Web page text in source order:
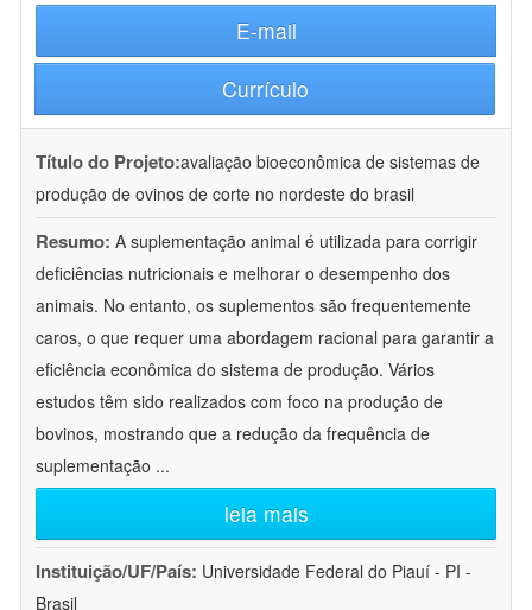
E-mail
Currículo
Título do Projeto:avaliação bioeconômica de sistemas de
produção de ovinos de corte no nordeste do brasil
Resumo: A suplementação animal é utilizada para corrigir
deficiências nutricionais e melhorar o desempenho dos
animais. No entanto, os suplementos são frequentemente
caros, o que requer uma abordagem racional para garantir a
eficiência econômica do sistema de produção. Vários
estudos têm sido realizados com foco na produção de
bovinos, mostrando que a redução da frequência de
suplementação ...
leia mais
Instituição/UF/País: Universidade Federal do Piauí - PI -
Brasil